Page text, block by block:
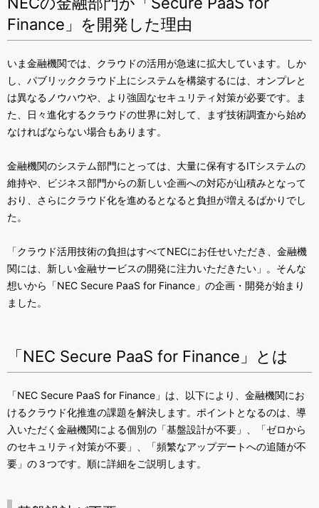
Finance」を開発した理由
いま金融機関では、クラウドの活用が急速に拡大しています。しか
し、パブリッククラウド上にシステムを構築するには、オンプレと
は異なるノウハウや、より強固なセキュリティ対策が必要です。ま
た、日々進化するクラウドの世界に対して、まず技術調査から始め
なければならない場合もあります。
金融機関のシステム部門にとっては、大量に保有するITシステムの
維持や、ビジネス部門からの新しい企画への対応が山積みとなって
おり、さらにクラウド化を進めるとなると負担が増えるばかりでし
た。
「クラウド活用技術の負担はすべてNECにお任せいただき、金融機
関には、新しい金融サービスの開発に注力いただきたい」。そんな
想いから「NEC Secure PaaS for Finance 」の企画・開発が始まり
ました。
「NEC Secure PaaS for Finance」とは
「NEC Secure PaaS for Finance 」は、以下により、金融機関にお
けるクラウド化推進の課題を解決します。ポイントとなるのは、導
入いただく金融機関による個別の「基盤設計が不要」、「ゼロから
のセキュリティ対策が不要」、「頻繁なアップデートへの追随が不
要」の３つです。順に詳細をご説明します。